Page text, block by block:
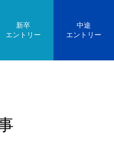
新卒
エントリー
中途
エントリー